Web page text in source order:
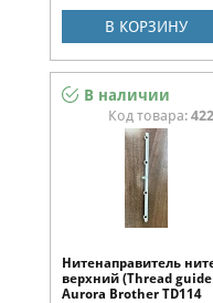
В КОРЗИНУ
Нитенаправитель
верхний (Thread
Aurora Brother TD114
В наличии
Код товара: